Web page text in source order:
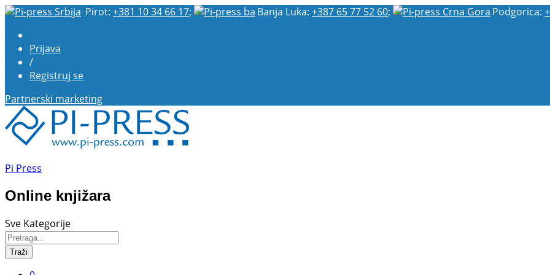
Pirot: +381 10 34 66 17; Banja Luka: +387 65 77 52 60; Podgorica:
Prijava
/
Registruj se
Partnerski marketing
Pi Press
Online knjižara
Sve Kategorije
Traži